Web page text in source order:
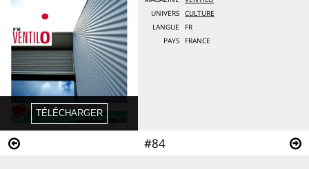
#84
UNIVERS
CULTURE
LANGUE
FR
PAYS
FRANCE